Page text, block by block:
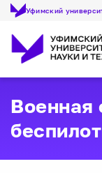
Уфимский
Военная